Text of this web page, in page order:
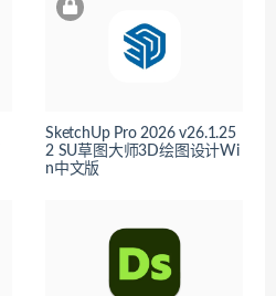
SketchUp Pro 2026 v26.1.25
2 SU草图大师3D绘图设计Wi
n中文版